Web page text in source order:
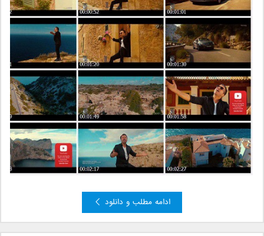
ادامه مطلب و دانلود